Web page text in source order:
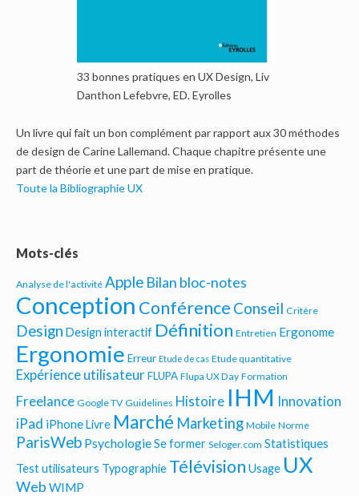
33 bonnes pratiques en UX Design, Liv
Danthon Lefebvre, ED. Eyrolles
Un livre qui fait un bon complément par rapport aux 30 méthodes
de design de Carine Lallemand. Chaque chapitre présente une
part de théorie et une part de mise en pratique.
Toute la Bibliographie UX
Mots-clés
Analyse de l'activité Apple Bilan bloc-notes
Conception Conférence Conseil Critère
Design Design interactif Définition Entretien Ergonome
Ergonomie Erreur Etude de cas Etude quantitative
Expérience utilisateur FLUPA Flupa UX Day Formation
Freelance Google TV Guidelines Histoire IHM Innovation
iPad iPhoneLivre Marché Marketing Mobile Norme
ParisWeb PsychologieSe former Seloger.com Statistiques
Test utilisateurs Typographie Télévision Usage UX
Web WIMP